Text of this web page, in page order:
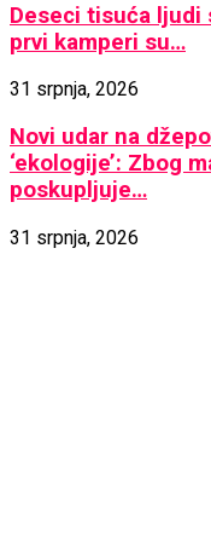
Deseci tisuća ljudi
prvi kamperi su…
31 srpnja, 2026
Novi udar na
‘ekologije’: Zbog
poskupljuje…
31 srpnja, 2026